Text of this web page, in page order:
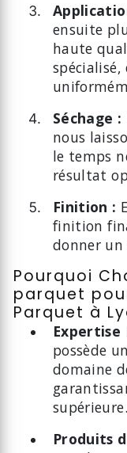
ensuite
haute
Séchage :
nous
le temps
résultat
Finition :
finition
donner
Pourquoi
parquet
Parquet à
Expertise
possède
domaine
supérieure.
Produits